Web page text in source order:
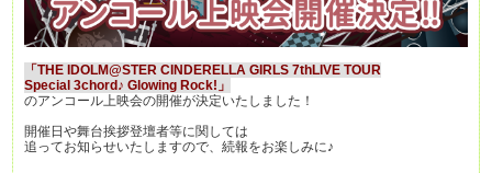
「THE IDOLM@STER CINDERELLA GIRLS 7thLIVE TOUR
Special 3chord♪ Glowing Rock!」
のアンコール上映会の開催が決定いたしました！
開催日や舞台挨拶登壇者等に関しては
追ってお知らせいたしますので、続報をお楽しみに♪